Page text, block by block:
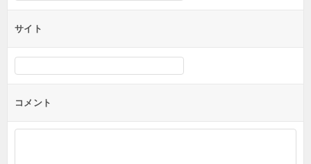
サイト
コメント